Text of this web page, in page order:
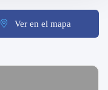
Ver en el mapa